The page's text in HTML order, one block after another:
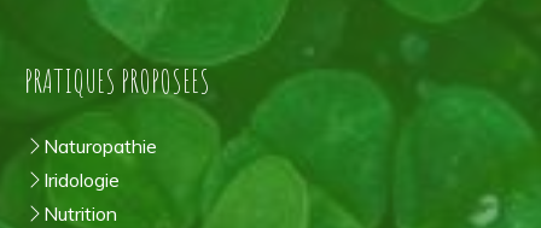
PRATIQUES PROPOSEES
Naturopathie
Iridologie
Nutrition